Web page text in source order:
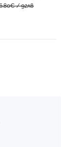
XW1010 khaki
/ 92лв